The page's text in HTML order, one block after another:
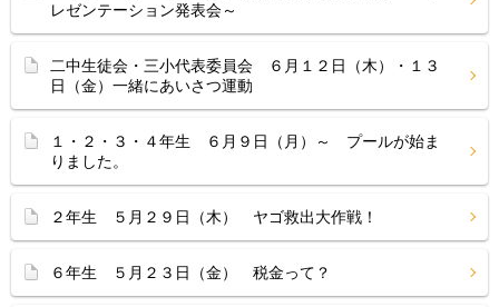
レゼンテーション発表会～
二中生徒会・三小代表委員会 ６月１２日（木）・１３
日（金）一緒にあいさつ運動
１・２・３・４年生 ６月９日（月）～ プールが始ま
りました。
２年生 ５月２９日（木） ヤゴ救出大作戦！
６年生 ５月２３日（金） 税金って？